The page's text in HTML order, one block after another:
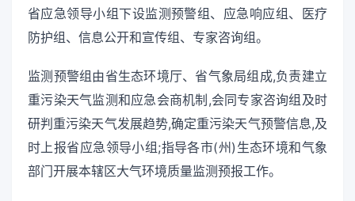
省应急领导小组下设监测预警组、应急响应组、医疗
防护组、信息公开和宣传组、专家咨询组。
监测预警组由省生态环境厅、省气象局组成,负责建立
重污染天气监测和应急会商机制,会同专家咨询组及时
研判重污染天气发展趋势,确定重污染天气预警信息,及
时上报省应急领导小组;指导各市(州)生态环境和气象
部门开展本辖区大气环境质量监测预报工作。